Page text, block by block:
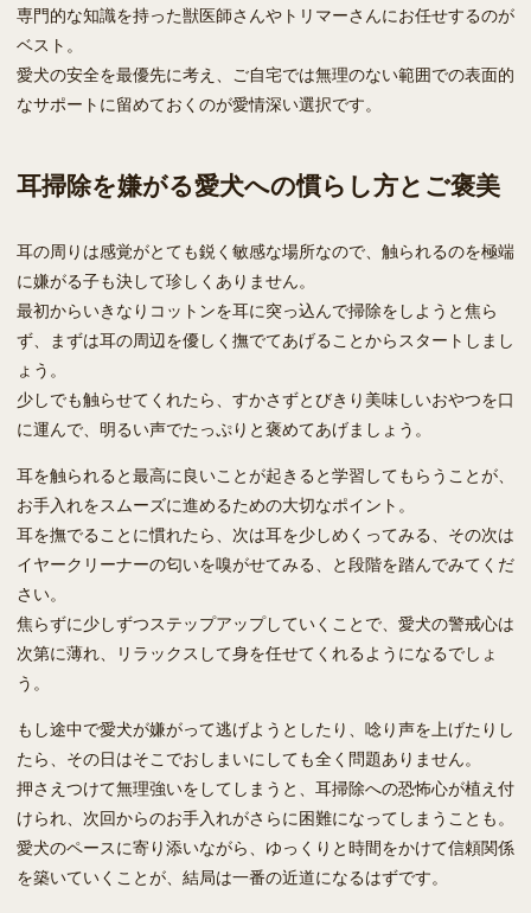
専門的な知識を持った獣医師さんやトリマーさんにお任せするのが
ベスト。
愛犬の安全を最優先に考え、ご自宅では無理のない範囲での表面的
なサポートに留めておくのが愛情深い選択です。
耳掃除を嫌がる愛犬への慣らし方とご褒美
耳の周りは感覚がとても鋭く敏感な場所なので、触られるのを極端
に嫌がる子も決して珍しくありません。
最初からいきなりコットンを耳に突っ込んで掃除をしようと焦ら
ず、まずは耳の周辺を優しく撫でてあげることからスタートしまし
ょう。
少しでも触らせてくれたら、すかさずとびきり美味しいおやつを口
に運んで、明るい声でたっぷりと褒めてあげましょう。
耳を触られると最高に良いことが起きると学習してもらうことが、
お手入れをスムーズに進めるための大切なポイント。
耳を撫でることに慣れたら、次は耳を少しめくってみる、その次は
イヤークリーナーの匂いを嗅がせてみる、と段階を踏んでみてくだ
さい。
焦らずに少しずつステップアップしていくことで、愛犬の警戒心は
次第に薄れ、リラックスして身を任せてくれるようになるでしょ
う。
もし途中で愛犬が嫌がって逃げようとしたり、唸り声を上げたりし
たら、その日はそこでおしまいにしても全く問題ありません。
押さえつけて無理強いをしてしまうと、耳掃除への恐怖心が植え付
けられ、次回からのお手入れがさらに困難になってしまうことも。
愛犬のペースに寄り添いながら、ゆっくりと時間をかけて信頼関係
を築いていくことが、結局は一番の近道になるはずです。